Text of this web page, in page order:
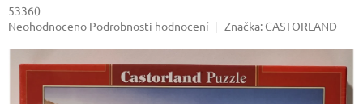
53360
Průměrné
Neohodnoceno Podrobnosti hodnocení Značka: CASTORLAND